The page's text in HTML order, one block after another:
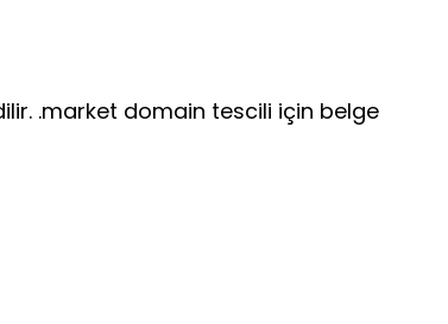
.market domain tescili için belge